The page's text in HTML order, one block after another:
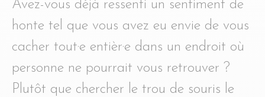
Avez-vous déjà ressenti un sentiment de
honte tel que vous avez eu envie de vous
cacher tout·e entièr·e dans un endroit où
personne ne pourrait vous retrouver ?
Plutôt que chercher le trou de souris le